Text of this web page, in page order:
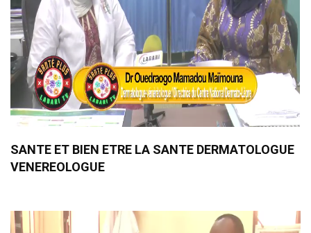
SANTE ET BIEN ETRE LA SANTE DERMATOLOGUE
VENEREOLOGUE